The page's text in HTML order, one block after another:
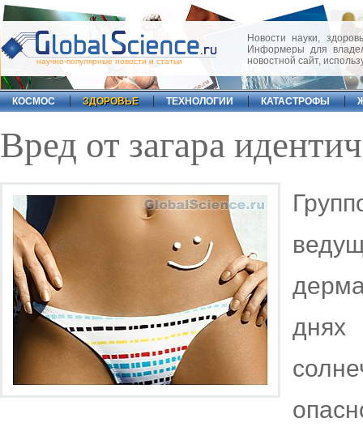
научно-популярные новости и статьи
Новости науки,
Информеры для
новостной сайт,
КОСМОС ЗДОРОВЬЕ ТЕХНОЛОГИИ КАТАСТРОФЫ
Вред от загара